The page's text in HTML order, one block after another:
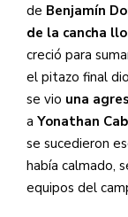
de Benjamín
de la cancha
creció para
el pitazo final
se vio una
a Yonathan
se sucedieron
había calmado,
equipos del